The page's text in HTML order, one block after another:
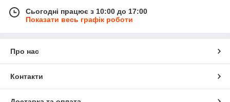
Сьогодні працює з 10:00 до 17:00
Показати весь графік роботи
Про нас
Контакти